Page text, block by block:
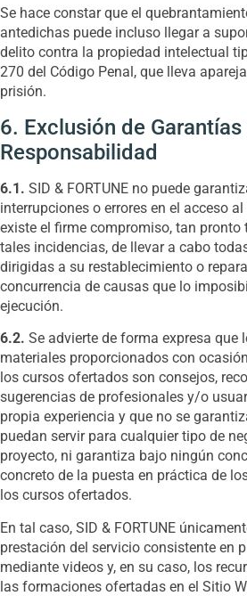
Se hace constar que el
antedichas puede incluso llegar a
delito contra la propiedad intelectual
270 del Código Penal, que lleva
prisión.
6. Exclusión de Garantías
Responsabilidad
6.1. SID & FORTUNE no puede
interrupciones o errores en el acceso
existe el firme compromiso, tan
tales incidencias, de llevar a cabo
dirigidas a su restablecimiento o
concurrencia de causas que lo
ejecución.
6.2. Se advierte de forma expresa que
materiales proporcionados con
los cursos ofertados son consejos,
sugerencias de profesionales y/o
propia experiencia y que no se
puedan servir para cualquier tipo de
proyecto, ni garantiza bajo ningún
concreto de la puesta en práctica de
los cursos ofertados.
En tal caso, SID & FORTUNE
prestación del servicio consistente en
mediante videos y, en su caso, los
las formaciones ofertadas en el Sitio